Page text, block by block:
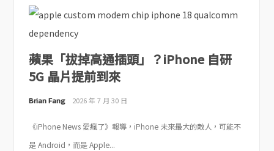
蘋果「拔掉高通插頭」？iPhone 自研
5G 晶片提前到來
Brian Fang 2026 年 7 月 30 日
《iPhone News 愛瘋了》報導，iPhone 未來最大的敵人，可能不
是 Android，而是 Apple...